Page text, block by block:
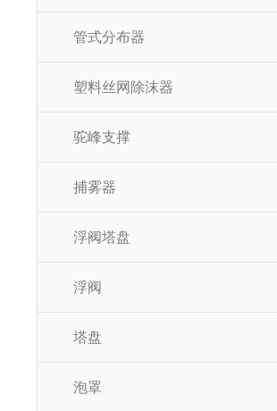
管式分布器
塑料丝网除沫器
驼峰支撑
捕雾器
浮阀塔盘
浮阀
塔盘
泡罩